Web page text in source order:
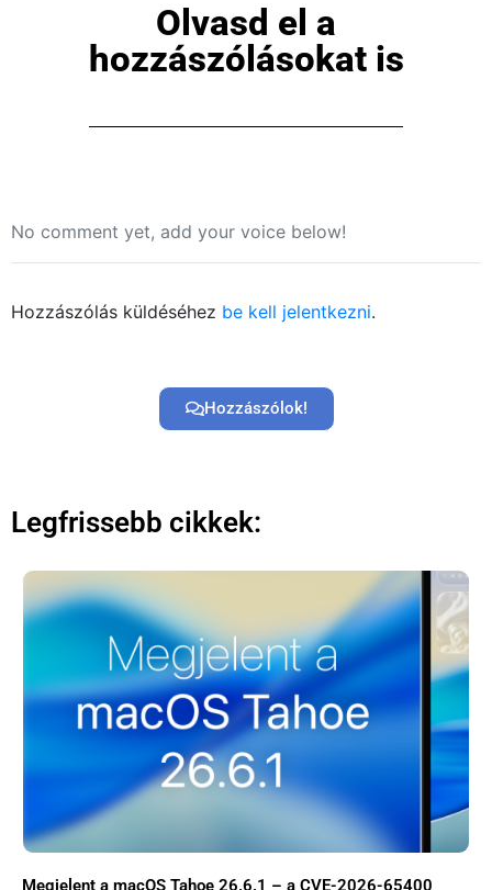
Olvasd el a
hozzászólásokat is
No comment yet, add your voice below!
Hozzászólás küldéséhez be kell jelentkezni.
Hozzászólok!
Legfrissebb cikkek:
Megjelent a macOS Tahoe 26.6.1 – a CVE-2026-65400
×